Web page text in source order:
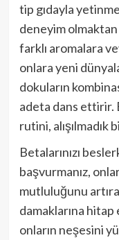
tip gıdayla
deneyim olmaktan
farklı aromalara
onlara yeni
dokuların
adeta dans ettirir.
rutini,
Betalarınızı
başvurmanız,
mutluluğunu
damaklarına
onların neşesini